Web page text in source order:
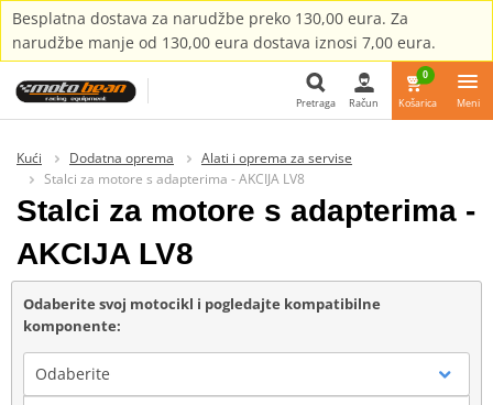
Besplatna dostava za narudžbe preko 130,00 eura. Za
narudžbe manje od 130,00 eura dostava iznosi 7,00 eura.
Pretraga Račun
0
Košarica Meni
Kući Dodatna oprema
Alati i oprema za servise
Stalci za motore s adapterima - AKCIJA LV8
Stalci za motore s adapterima -
AKCIJA LV8
Odaberite svoj motocikl i pogledajte kompatibilne
komponente:
Odaberite